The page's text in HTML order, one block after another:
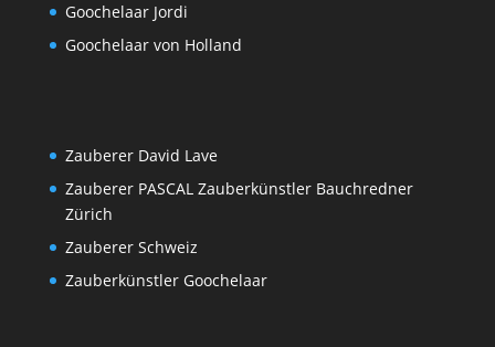
Goochelaar Jordi
Goochelaar von Holland
Zauberer David Lave
Zauberer PASCAL Zauberkünstler Bauchredner
Zürich
Zauberer Schweiz
Zauberkünstler Goochelaar